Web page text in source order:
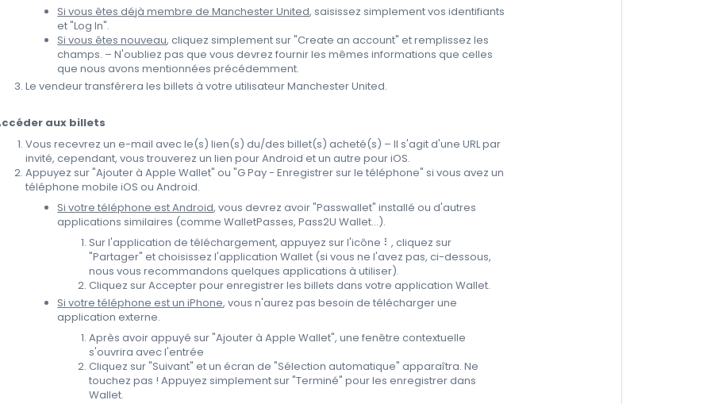
Si vous êtes déjà membre de Manchester United, saisissez simplement vos identifiants
et "Log In".
Si vous êtes nouveau, cliquez simplement sur "Create an account" et remplissez les
champs. – N'oubliez pas que vous devrez fournir les mêmes informations que celles
que nous avons mentionnées précédemment.
Le vendeur transférera les billets à votre utilisateur Manchester United.
aux billets
Vous recevrez un e-mail avec le(s) lien(s) du/des billet(s) acheté(s) – Il s'agit d'une URL par
invité, cependant, vous trouverez un lien pour Android et un autre pour iOS.
Appuyez sur "Ajouter à Apple Wallet" ou "G Pay - Enregistrer sur le téléphone" si vous avez un
téléphone mobile iOS ou Android.
Si votre téléphone est Android, vous devrez avoir "Passwallet" installé ou d'autres
applications similaires (comme WalletPasses, Pass2U Wallet...).
Sur l'application de téléchargement, appuyez sur l'icône ⠇, cliquez sur
"Partager" et choisissez l'application Wallet (si vous ne l'avez pas, ci-dessous,
nous vous recommandons quelques applications à utiliser).
Cliquez sur Accepter pour enregistrer les billets dans votre application Wallet.
Si votre téléphone est un iPhone, vous n'aurez pas besoin de télécharger une
application externe.
Après avoir appuyé sur "Ajouter à Apple Wallet", une fenêtre contextuelle
s'ouvrira avec l'entrée
Cliquez sur "Suivant" et un écran de "Sélection automatique" apparaîtra. Ne
touchez pas ! Appuyez simplement sur "Terminé" pour les enregistrer dans
Wallet.